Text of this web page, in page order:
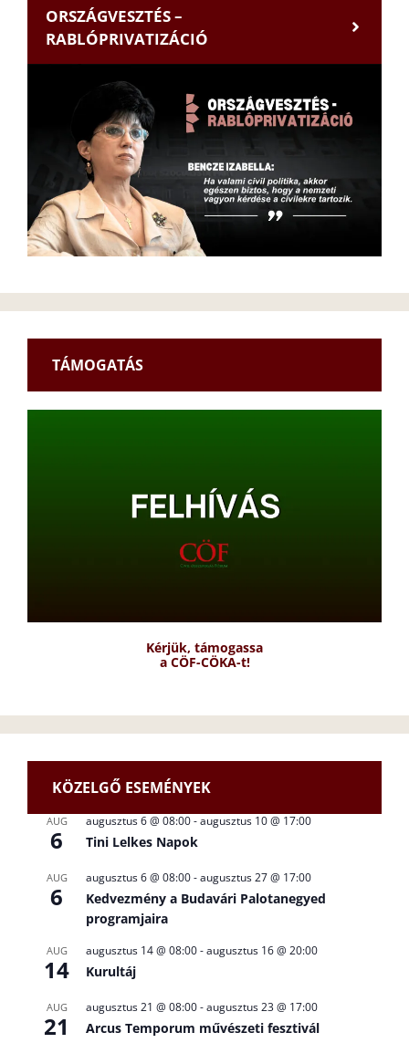
ORSZÁGVESZTÉS –
RABLÓPRIVATIZÁCIÓ
TÁMOGATÁS
Kérjük, támogassa
a CÖF-CÖKA-t!
KÖZELGŐ ESEMÉNYEK
AUG
6
augusztus 6 @ 08:00-augusztus 10 @ 17:00
Tini Lelkes Napok
AUG
6
augusztus 6 @ 08:00-augusztus 27 @ 17:00
Kedvezmény a Budavári Palotanegyed
programjaira
AUG
14
augusztus 14 @ 08:00-augusztus 16 @ 20:00
Kurultáj
AUG
21
augusztus 21 @ 08:00-augusztus 23 @ 17:00
Arcus Temporum művészeti fesztivál